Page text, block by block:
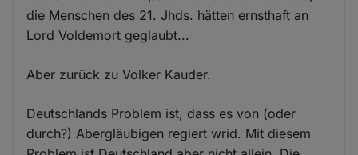
die Menschen des 21. Jhds. hätten ernsthaft an
Lord Voldemort geglaubt...
Aber zurück zu Volker Kauder.
Deutschlands Problem ist, dass es von (oder
durch?) Abergläubigen regiert wrid. Mit diesem